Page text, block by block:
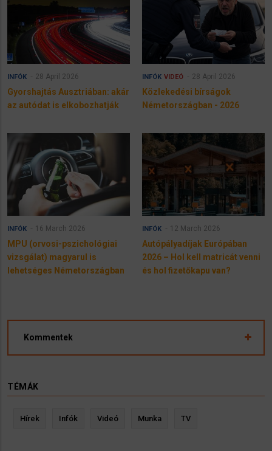
INFÓK 28 April 2026
Gyorshajtás Ausztriában: akár
az autódat is elkobozhatják
INFÓK VIDEÓ 28 April 2026
Közlekedési bírságok
Németországban - 2026
INFÓK 16 March 2026
MPU (orvosi-pszichológiai
vizsgálat) magyarul is
lehetséges Németországban
INFÓK 12 March 2026
Autópályadíjak Európában
2026 – Hol kell matricát venni
és hol fizetőkapu van?
Kommentek
TÉMÁK
Hírek Infók Videó Munka TV